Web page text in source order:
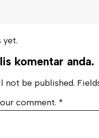
yet.
komentar anda.
not be published.
comment. *